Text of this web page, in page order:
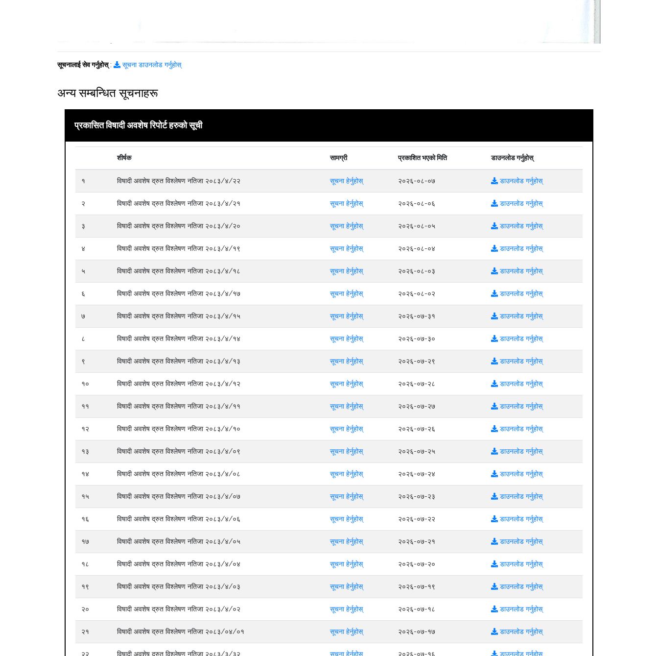
सूचनालाई सेव गर्नुहोस्: सूचना डाउनलोड गर्नुहोस्
अन्य सम्बन्धित सूचनाहरू
प्रकासित विषादी अवशेष रिपोर्ट हरुको सूची
शीर्षक सामग्री प्रकाशित भएको मिति डाउनलोड गर्नुहोस्
१ विषादी अवशेष द्रुत विश्लेषण नतिजा २०८३/४/२२ सूचना हेर्नुहोस् २०२६-०८-०७ डाउनलोड गर्नुहोस्
२ विषादी अवशेष द्रुत विश्लेषण नतिजा २०८३/४/२१ सूचना हेर्नुहोस् २०२६-०८-०६ डाउनलोड गर्नुहोस्
३ विषादी अवशेष द्रुत विश्लेषण नतिजा २०८३/४/२० सूचना हेर्नुहोस् २०२६-०८-०५ डाउनलोड गर्नुहोस्
४ विषादी अवशेष द्रुत विश्लेषण नतिजा २०८३/४/१९ सूचना हेर्नुहोस् २०२६-०८-०४ डाउनलोड गर्नुहोस्
५ विषादी अवशेष द्रुत विश्लेषण नतिजा २०८३/४/१८ सूचना हेर्नुहोस् २०२६-०८-०३ डाउनलोड गर्नुहोस्
६ विषादी अवशेष द्रुत विश्लेषण नतिजा २०८३/४/१७ सूचना हेर्नुहोस् २०२६-०८-०२ डाउनलोड गर्नुहोस्
७ विषादी अवशेष द्रुत विश्लेषण नतिजा २०८३/४/१५ सूचना हेर्नुहोस् २०२६-०७-३१ डाउनलोड गर्नुहोस्
८ विषादी अवशेष द्रुत विश्लेषण नतिजा २०८३/४/१४ सूचना हेर्नुहोस् २०२६-०७-३० डाउनलोड गर्नुहोस्
९ विषादी अवशेष द्रुत विश्लेषण नतिजा २०८३/४/१३ सूचना हेर्नुहोस् २०२६-०७-२९ डाउनलोड गर्नुहोस्
१० विषादी अवशेष द्रुत विश्लेषण नतिजा २०८३/४/१२ सूचना हेर्नुहोस् २०२६-०७-२८ डाउनलोड गर्नुहोस्
११ विषादी अवशेष द्रुत विश्लेषण नतिजा २०८३/४/११ सूचना हेर्नुहोस् २०२६-०७-२७ डाउनलोड गर्नुहोस्
१२ विषादी अवशेष द्रुत विश्लेषण नतिजा २०८३/४/१० सूचना हेर्नुहोस् २०२६-०७-२६ डाउनलोड गर्नुहोस्
१३ विषादी अवशेष द्रुत विश्लेषण नतिजा २०८३/४/०९ सूचना हेर्नुहोस् २०२६-०७-२५ डाउनलोड गर्नुहोस्
१४ विषादी अवशेष द्रुत विश्लेषण नतिजा २०८३/४/०८ सूचना हेर्नुहोस् २०२६-०७-२४ डाउनलोड गर्नुहोस्
१५ विषादी अवशेष द्रुत विश्लेषण नतिजा २०८३/४/०७ सूचना हेर्नुहोस् २०२६-०७-२३ डाउनलोड गर्नुहोस्
१६ विषादी अवशेष द्रुत विश्लेषण नतिजा २०८३/४/०६ सूचना हेर्नुहोस् २०२६-०७-२२ डाउनलोड गर्नुहोस्
१७ विषादी अवशेष द्रुत विश्लेषण नतिजा २०८३/४/०५ सूचना हेर्नुहोस् २०२६-०७-२१ डाउनलोड गर्नुहोस्
१८ विषादी अवशेष द्रुत विश्लेषण नतिजा २०८३/४/०४ सूचना हेर्नुहोस् २०२६-०७-२० डाउनलोड गर्नुहोस्
१९ विषादी अवशेष द्रुत विश्लेषण नतिजा २०८३/४/०३ सूचना हेर्नुहोस् २०२६-०७-१९ डाउनलोड गर्नुहोस्
२० विषादी अवशेष द्रुत विश्लेषण नतिजा २०८३/४/०२ सूचना हेर्नुहोस् २०२६-०७-१८ डाउनलोड गर्नुहोस्
२१ विषादी अवशेष द्रुत विश्लेषण नतिजा २०८३/०४/०१ सूचना हेर्नुहोस् २०२६-०७-१७ डाउनलोड गर्नुहोस्
२२ विषादी अवशेष द्रुत विश्लेषण नतिजा २०८३/३/३२ सूचना हेर्नुहोस् २०२६-०७-१६ डाउनलोड गर्नुहोस्